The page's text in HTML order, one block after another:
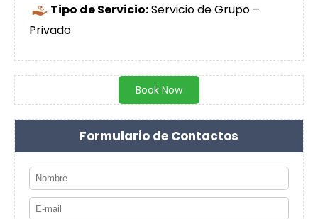
Tipo de Servicio:Servicio de Grupo –
Privado
Book Now
Formulario de Contactos